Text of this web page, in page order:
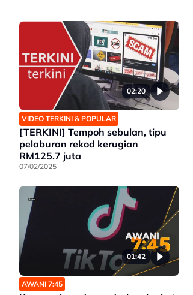
02:20
VIDEO TERKINI & POPULAR
[TERKINI] Tempoh sebulan, tipu
pelaburan rekod kerugian
RM125.7 juta
07/02/2025
01:42
AWANI 7:45